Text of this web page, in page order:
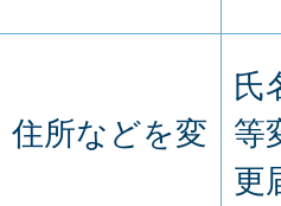
住所などを変
氏
等
更